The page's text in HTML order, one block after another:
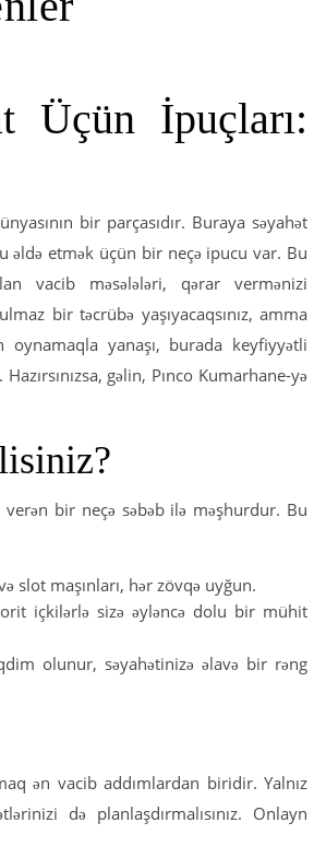
Üçün İpuçları:
bir parçasıdır. Buraya səyahət
əldə etmək üçün bir neçə ipucu var. Bu
vacib məsələləri, qərar vermənizi
bir təcrübə yaşıyacaqsınız, amma
oynamaqla yanaşı, burada keyfiyyətli
gəlin, Pınco Kumarhane-yə
bir neçə səbəb ilə məşhurdur. Bu
slot maşınları, hər zövqə uyğun.
içkilərlə sizə əyləncə dolu bir mühit
olunur, səyahətinizə əlavə bir rəng
ən vacib addımlardan biridir. Yalnız
də planlaşdırmalısınız. Onlayn